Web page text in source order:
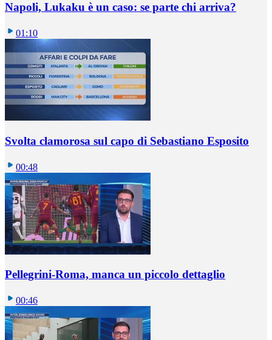
Napoli, Lukaku è un caso: se parte chi arriva?
01:10
Svolta clamorosa sul capo di Sebastiano Esposito
00:48
Pellegrini-Roma, manca un piccolo dettaglio
00:46